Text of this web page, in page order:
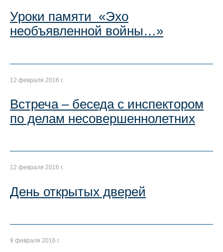
Уроки памяти «Эхо
необъявленной войны…»
12 февраля 2016 г.
Встреча – беседа с инспектором
по делам несовершеннолетних
12 февраля 2016 г.
День открытых дверей
9 февраля 2016 г.